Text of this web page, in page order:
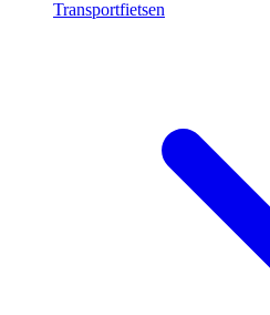
Transportfietsen